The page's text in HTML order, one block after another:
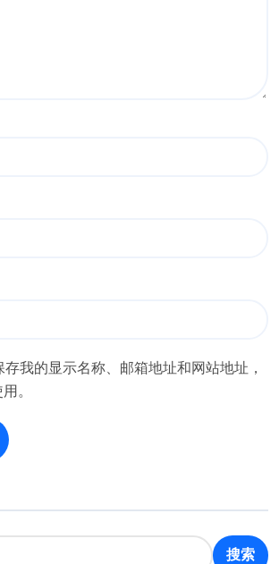
我的显示名称、邮箱地址和网站地址，
。
搜索